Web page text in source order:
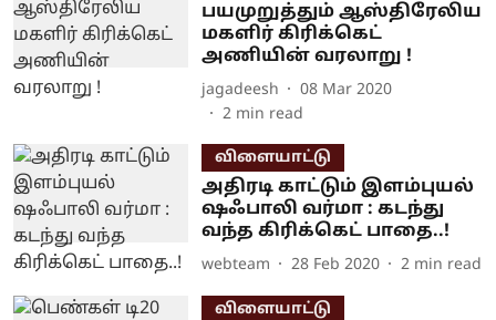
பயமுறுத்தும் ஆஸ்திரேலிய
மகளிர் கிரிக்கெட்
அணியின் வரலாறு !
jagadeesh
08 Mar 2020
2 min read
விளையாட்டு
அதிரடி காட்டும் இளம்புயல்
ஷஃபாலி வர்மா : கடந்து
வந்த கிரிக்கெட் பாதை..!
webteam 28 Feb 2020 2 min read
விளையாட்டு